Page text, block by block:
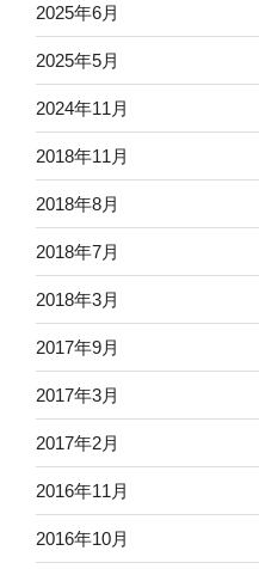
2025年6月
2025年5月
2024年11月
2018年11月
2018年8月
2018年7月
2018年3月
2017年9月
2017年3月
2017年2月
2016年11月
2016年10月